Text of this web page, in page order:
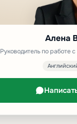
Алена
Руководитель по работе